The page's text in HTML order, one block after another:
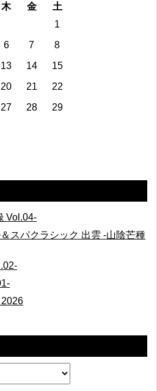
木 金
土
1
6 7
8
13 14
15
20 21
22
27 28 29
Vol.04-
スパクラシック 出雲 -山陰芒種